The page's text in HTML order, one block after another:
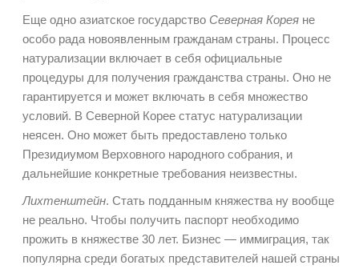
Еще одно азиатское государство Северная Корея не
особо рада новоявленным гражданам страны. Процесс
натурализации включает в себя официальные
процедуры для получения гражданства страны. Оно не
гарантируется и может включать в себя множество
условий. В Северной Корее статус натурализации
неясен. Оно может быть предоставлено только
Президиумом Верховного народного собрания, и
дальнейшие конкретные требования неизвестны.
Лихтенштейн. Стать подданным княжества ну вообще
не реально. Чтобы получить паспорт необходимо
прожить в княжестве 30 лет. Бизнес — иммиграция, так
популярна среди богатых представителей нашей страны